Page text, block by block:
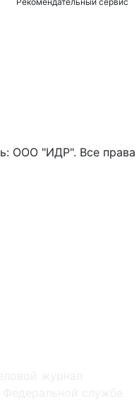
ООО "ИДР". Все права